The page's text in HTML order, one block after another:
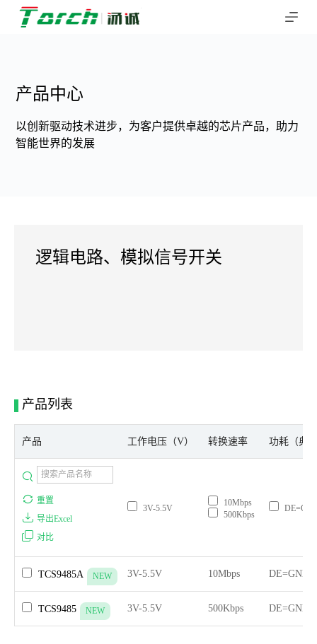
跳
产品中心
以创新驱动技术进步，为客户提供卓越的芯片产品，助力
智能世界的发展
逻辑电路、模拟信号开关
产品列表
产品 工作电压（V） 转换速率 功耗（典
重置
导出Excel
对比
3V-5.5V
10Mbps
500Kbps
TCS9485A NEW 3V-5.5V 10Mbps
TCS9485 NEW 3V-5.5V 500Kbps